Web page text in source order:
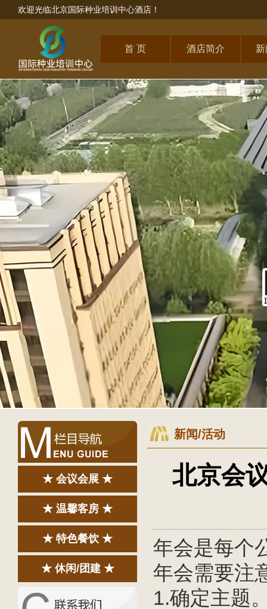
欢迎光临北京国际种业培训中心酒店！
首 页 酒店简介
★ 会议会展 ★
★ 温馨客房 ★
★ 特色餐饮 ★
★ 休闲/团建 ★
新闻/活动
北京会
年会是每个
年会需要注
1.确定主题